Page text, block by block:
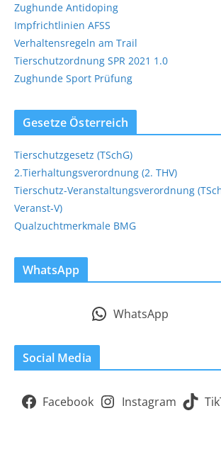
Zughunde Antidoping
Impfrichtlinien AFSS
Verhaltensregeln am Trail
Tierschutzordnung SPR 2021 1.0
Zughunde Sport Prüfung
Gesetze Österreich
Tierschutzgesetz (TSchG)
2.Tierhaltungsverordnung (2. THV)
Tierschutz-Veranstaltungsverordnung
Veranst-V)
Qualzuchtmerkmale BMG
WhatsApp
WhatsApp
Social Media
Facebook Instagram